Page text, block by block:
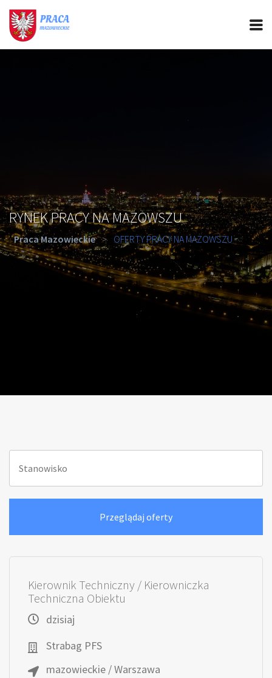
RYNEK PRACY NA MAZOWSZU
Praca Mazowieckie > OFERTY PRACY NA MAZOWSZU
Kierownik Techniczny / Kierowniczka
Techniczna Obiektu
dzisiaj
Strabag PFS
mazowieckie / Warszawa